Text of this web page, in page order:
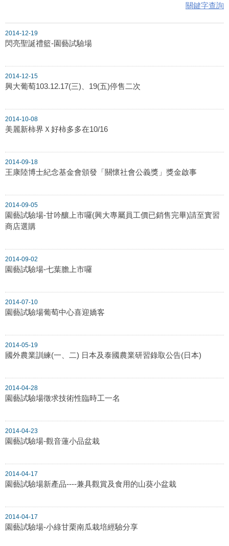
關鍵字查詢
2014-12-19
閃亮聖誕禮籃-園藝試驗場
2014-12-15
興大葡萄103.12.17(三)、19(五)停售二次
2014-10-08
美麗新柿界Ｘ好柿多多在10/16
2014-09-18
王康陸博士紀念基金會頒發「關懷社會公義獎」獎金啟事
2014-09-05
園藝試驗場-甘吟釀上市囉(興大專屬員工價已銷售完畢)請至實習
商店選購
2014-09-02
園藝試驗場-七葉膽上市囉
2014-07-10
園藝試驗場葡萄中心喜迎嬌客
2014-05-19
國外農業訓練(一、二) 日本及泰國農業研習錄取公告(日本)
2014-04-28
園藝試驗場徵求技術性臨時工一名
2014-04-23
園藝試驗場-觀音蓮小品盆栽
2014-04-17
園藝試驗場新產品----兼具觀賞及食用的山葵小盆栽
2014-04-17
園藝試驗場-小綠甘栗南瓜栽培經驗分享